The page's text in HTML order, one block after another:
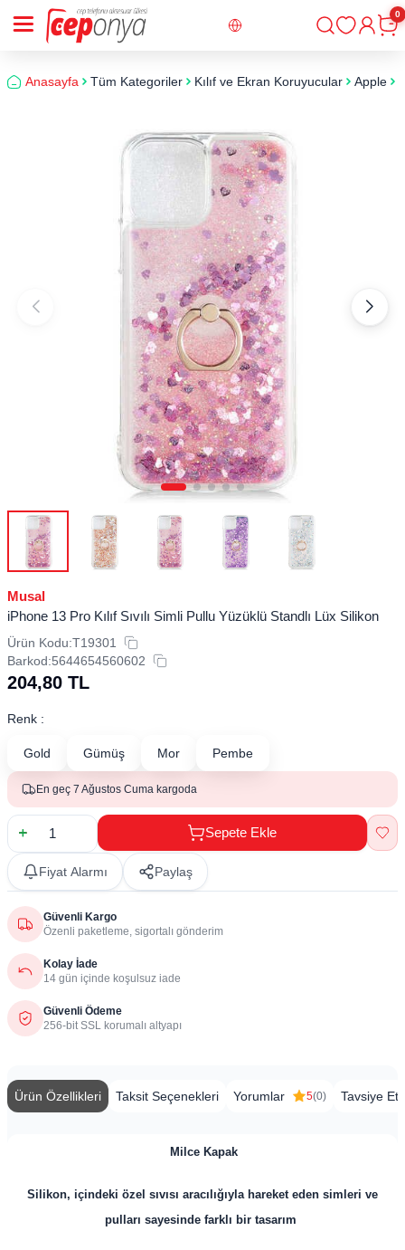
Giriş
0
Anasayfa Tüm Kategoriler Kılıf ve Ekran Koruyucular Apple
Musal
iPhone 13 Pro Kılıf Sıvılı Simli Pullu Yüzüklü Standlı Lüx Silikon
Ürün Kodu:T19301
Barkod:5644654560602
204,80 TL
Renk :
Gold Gümüş Mor Pembe
En geç 7 Ağustos Cuma kargoda
Sepete Ekle
Fiyat Alarmı Paylaş
Güvenli Kargo
Özenli paketleme, sigortalı gönderim
Kolay İade
14 gün içinde koşulsuz iade
Güvenli Ödeme
256-bit SSL korumalı altyapı
Ürün Özellikleri Taksit Seçenekleri Yorumlar 5(0) Tavsiye Et
Milce Kapak
Silikon, içindeki özel sıvısı aracılığıyla hareket eden simleri ve
pulları sayesinde farklı bir tasarım